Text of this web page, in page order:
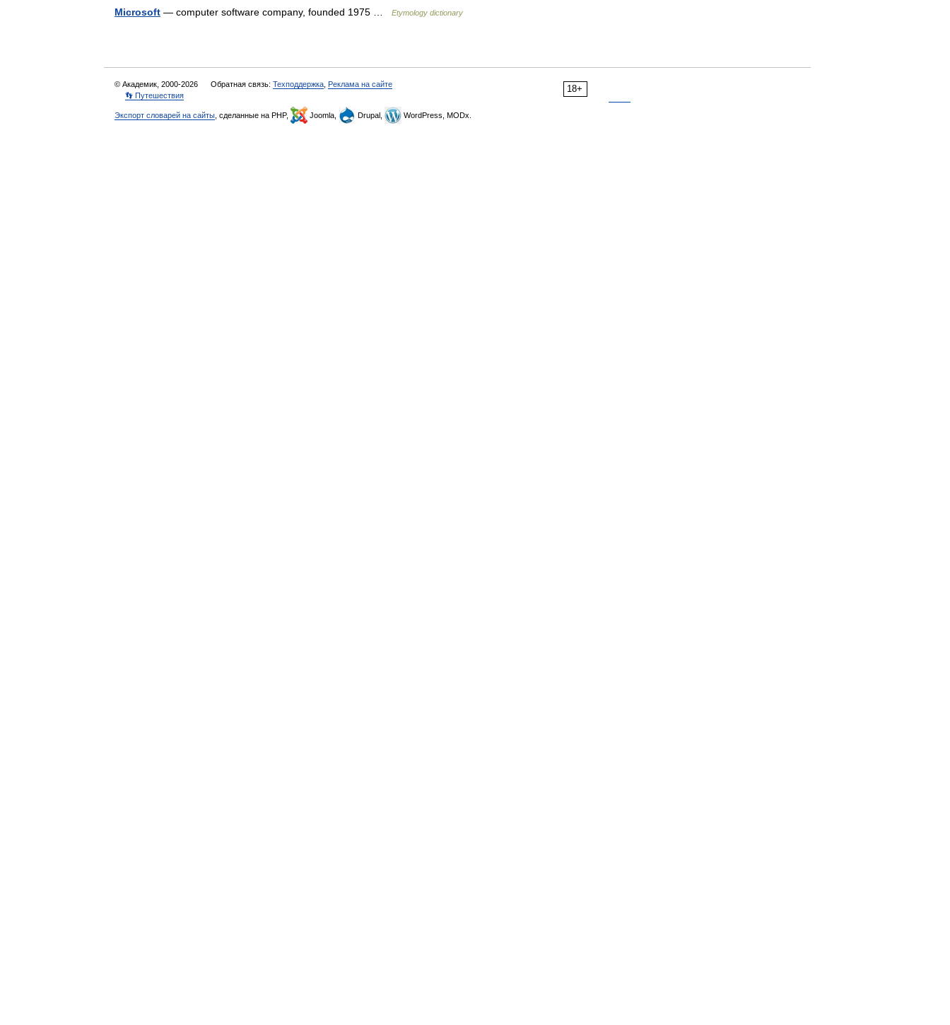
Microsoft — computer software company, founded 1975 … Etymology dictionary
18+
© Академик, 2000-2026 Обратная связь: Техподдержка Реклама на сайте
👣 Путешествия
Экспорт словарей на сайты , сделанные на PHP, Joomla, Drupal, WordPress, MODx.